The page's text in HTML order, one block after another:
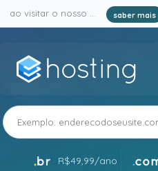
saber mais
R$49,99/ano